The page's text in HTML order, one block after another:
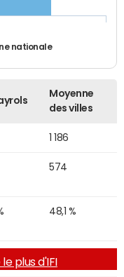
nationale
Moyenne
des villes
1 186
574
48,1 %
plus d'IFI